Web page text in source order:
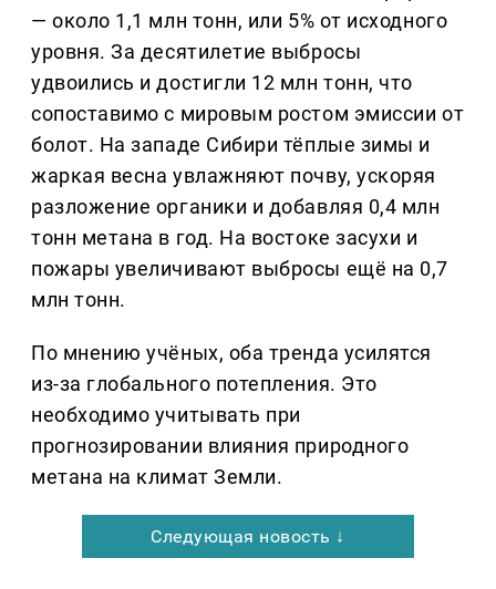
— около 1,1 млн тонн, или 5% от исходного
уровня. За десятилетие выбросы
удвоились и достигли 12 млн тонн, что
сопоставимо с мировым ростом эмиссии от
болот. На западе Сибири тёплые зимы и
жаркая весна увлажняют почву, ускоряя
разложение органики и добавляя 0,4 млн
тонн метана в год. На востоке засухи и
пожары увеличивают выбросы ещё на 0,7
млн тонн.
По мнению учёных, оба тренда усилятся
из-за глобального потепления. Это
необходимо учитывать при
прогнозировании влияния природного
метана на климат Земли.
Следующая новость ↓